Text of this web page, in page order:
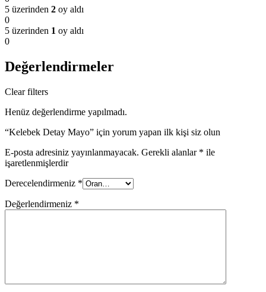
5 üzerinden 2 oy aldı
0
5 üzerinden 1 oy aldı
0
Değerlendirmeler
Clear filters
Henüz değerlendirme yapılmadı.
“Kelebek Detay Mayo” için yorum yapan ilk kişi siz olun
E-posta adresiniz yayınlanmayacak. Gerekli alanlar * ile
işaretlenmişlerdir
Derecelendirmeniz *
Değerlendirmeniz *